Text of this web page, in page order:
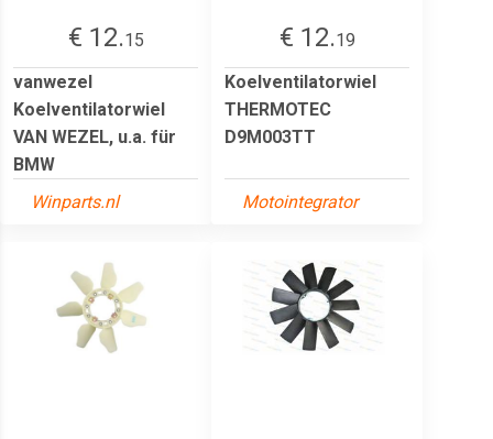
€ 12.15
vanwezel
Koelventilatorwiel
VAN WEZEL, u.a. für
BMW
Winparts.nl
€ 12.19
Koelventilatorwiel
THERMOTEC
D9M003TT
Motointegrator